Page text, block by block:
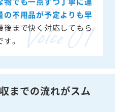
の不用品が予定よりも早
後まで快く対応してもら
。
までの流れがスム